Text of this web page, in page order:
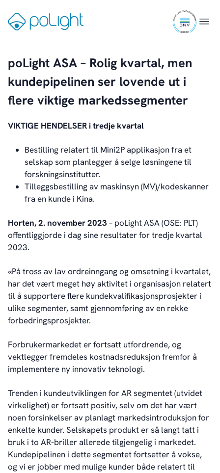
content
Menu
9001
About Us
Vision
History
Videos
News & Events
Events
Career
Management
Board of Directors
Sustainability Statement
Contact
poLight ASA – Rolig kvartal, men
kundepipelinen ser lovende ut i
flere viktige markedssegmenter
VIKTIGE HENDELSER i tredje kvartal
Bestilling relatert til Mini2P applikasjon fra et
selskap som planlegger å selge løsningene til
forskningsinstitutter.
Tilleggsbestilling av maskinsyn (MV)/kodeskanner
fra en kunde i Kina.
Horten, 2. november 2023 – poLight ASA (OSE: PLT)
offentliggjorde i dag sine resultater for tredje kvartal
2023.
«På tross av lav ordreinngang og omsetning i kvartalet,
har det vært meget høy aktivitet i organisasjon relatert
til å supportere flere kundekvalifikasjonsprosjekter i
ulike segmenter, samt gjennomføring av en rekke
forbedringsprosjekter.
Forbrukermarkedet er fortsatt utfordrende, og
vektlegger fremdeles kostnadsreduksjon fremfor å
implementere ny innovativ teknologi.
Trenden i kundeutviklingen for AR segmentet (utvidet
virkelighet) er fortsatt positiv, selv om det har vært
noen forsinkelser av planlagt markedsintroduksjon for
enkelte kunder. Selskapets produkt er så langt tatt i
bruk i to AR-briller allerede tilgjengelig i markedet.
Kundepipelinen i dette segmentet fortsetter å vokse,
og vi er jobber med mulige kunder både relatert til